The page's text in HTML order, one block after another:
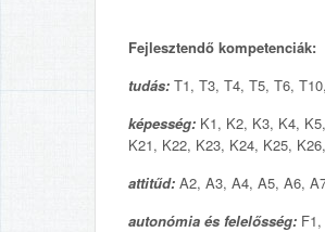
Fejlesztendő kompetenciák:
tudás: T1, T3, T4, T5, T6,
képesség: K1, K2, K3, K4,
K21, K22, K23, K24, K25,
attitűd: A2, A3, A4, A5, A6,
autonómia és felelősség: